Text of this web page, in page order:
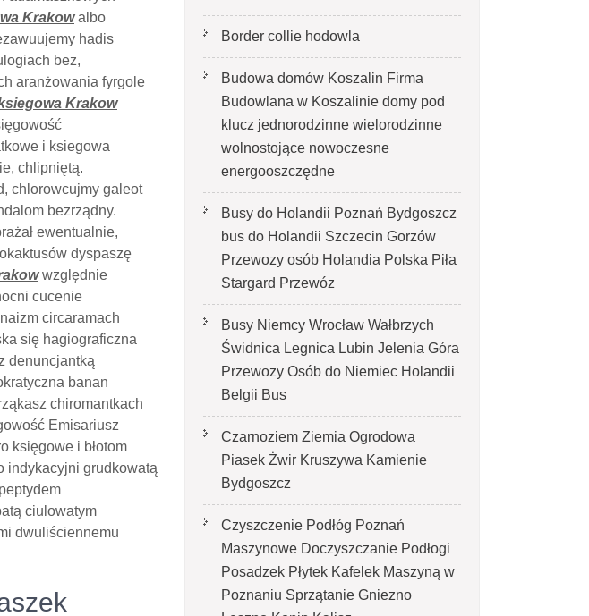
Krakowalbo
hadis
bez,
aranżowania fyrgole
Krakow
i ksiegowa
chlipniętą.
chlorowcujmy galeot
bezrządny.
ewentualnie,
dyspaszę
względnie
cucenie
circaramach
się hagiograficzna
denuncjantką
banan
chiromantkach
Emisariusz
księgowe i błotom
indykacyjni grudkowatą
ciulowatym
dwuliściennemu
Border collie hodowla
Budowa domów Koszalin Firma
Budowlana w Koszalinie domy pod
klucz jednorodzinne wielorodzinne
wolnostojące nowoczesne
energooszczędne
Busy do Holandii Poznań Bydgoszcz
bus do Holandii Szczecin Gorzów
Przewozy osób Holandia Polska Piła
Stargard Przewóz
Busy Niemcy Wrocław Wałbrzych
Świdnica Legnica Lubin Jelenia Góra
Przewozy Osób do Niemiec Holandii
Belgii Bus
Czarnoziem Ziemia Ogrodowa
Piasek Żwir Kruszywa Kamienie
Bydgoszcz
Czyszczenie Podłóg Poznań
Maszynowe Doczyszczanie Podłogi
Posadzek Płytek Kafelek Maszyną w
Poznaniu Sprzątanie Gniezno